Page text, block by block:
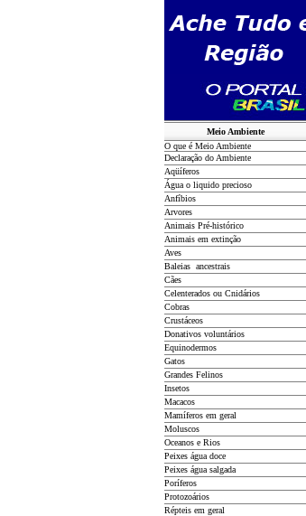
Meio Ambiente
O que é Meio Ambiente
Declaração do Ambiente
Aqüíferos
Água o liquido precioso
Anfíbios
Arvores
Animais Pré-histórico
Animais em extinção
Aves
Baleias ancestrais
Cães
Celenterados ou Cnidários
Cobras
Crustáceos
Donativos voluntários
Equinodermos
Gatos
Grandes Felinos
Insetos
Macacos
Mamíferos em geral
Moluscos
Oceanos e Rios
Peixes água doce
Peixes água salgada
Poríferos
Protozoários
Répteis em geral